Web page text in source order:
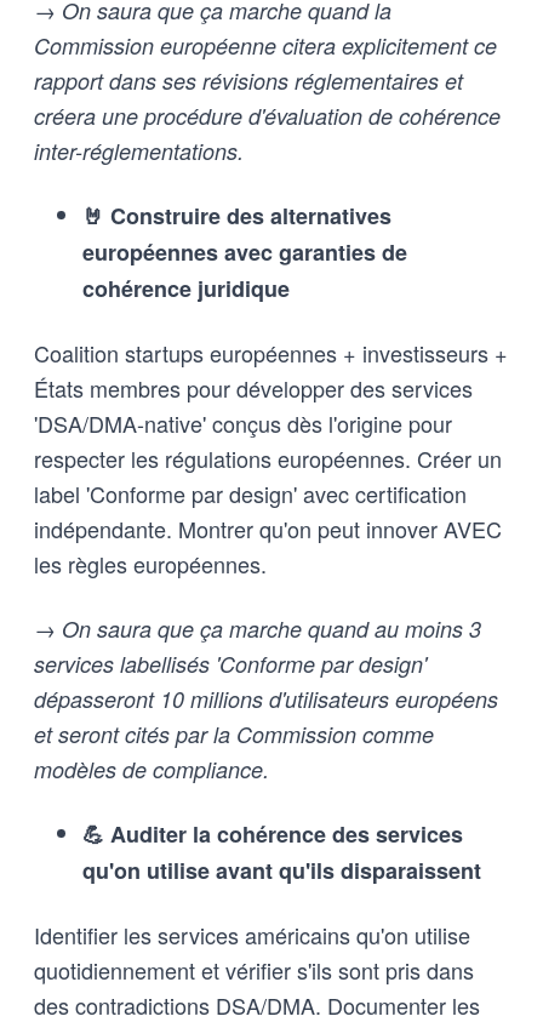
→ On saura que ça marche quand la
Commission européenne citera explicitement ce
rapport dans ses révisions réglementaires et
créera une procédure d'évaluation de cohérence
inter-réglementations.
🤘 Construire des alternatives
européennes avec garanties de
cohérence juridique
Coalition startups européennes + investisseurs +
États membres pour développer des services
'DSA/DMA-native' conçus dès l'origine pour
respecter les régulations européennes. Créer un
label 'Conforme par design' avec certification
indépendante. Montrer qu'on peut innover AVEC
les règles européennes.
→ On saura que ça marche quand au moins 3
services labellisés 'Conforme par design'
dépasseront 10 millions d'utilisateurs européens
et seront cités par la Commission comme
modèles de compliance.
💪 Auditer la cohérence des services
qu'on utilise avant qu'ils disparaissent
Identifier les services américains qu'on utilise
quotidiennement et vérifier s'ils sont pris dans
des contradictions DSA/DMA. Documenter les